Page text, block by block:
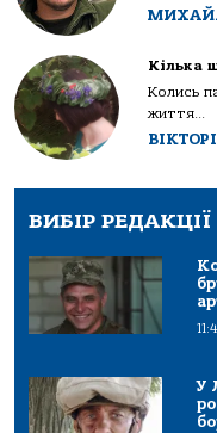
Кілька
Колись
життя...
ВИБІР РЕДАКЦІЇ
У